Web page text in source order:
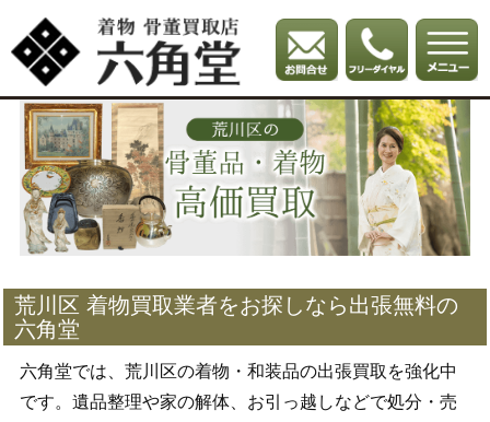
荒川区 着物買取業者をお探しなら出張無料の
六角堂
六角堂では、荒川区の着物・和装品の出張買取を強化中
です。遺品整理や家の解体、お引っ越しなどで処分・売